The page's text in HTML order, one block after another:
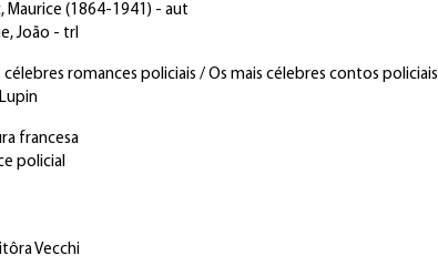
Maurice (1864-1941) - aut
João - trl
célebres romances policiais / Os mais célebres contos policiais
francesa
policial
Vecchi